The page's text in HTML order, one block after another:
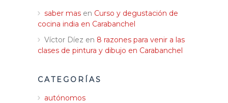
saber mas en Curso y degustación de
cocina india en Carabanchel
Víctor Díez en 8 razones para venir a las
clases de pintura y dibujo en Carabanchel
CATEGORÍAS
autónomos